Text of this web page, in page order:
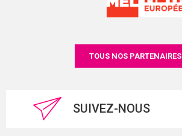
TOUS NOS PARTENAIRES
SUIVEZ-NOUS